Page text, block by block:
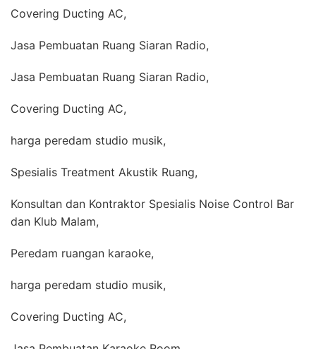
Covering Ducting AC,
Jasa Pembuatan Ruang Siaran Radio,
Jasa Pembuatan Ruang Siaran Radio,
Covering Ducting AC,
harga peredam studio musik,
Spesialis Treatment Akustik Ruang,
Konsultan dan Kontraktor Spesialis Noise Control Bar
dan Klub Malam,
Peredam ruangan karaoke,
harga peredam studio musik,
Covering Ducting AC,